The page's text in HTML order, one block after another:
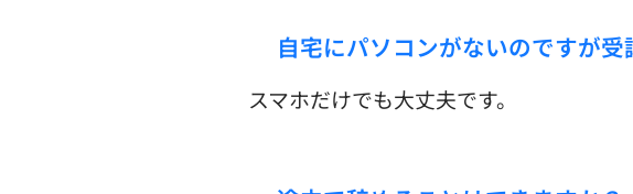
☑︎自宅にパソコンがないのですが受
スマホだけでも大丈夫です。